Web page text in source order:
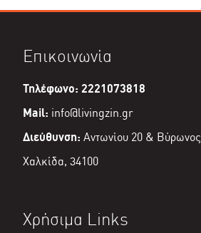
Επικοινωνία
Τηλέφωνο: 2221073818
Mail: info@livingzin.gr
Διεύθυνση: Αντωνίου 20 & Βύρωνος
Χαλκίδα, 34100
Χρήσιμα Links